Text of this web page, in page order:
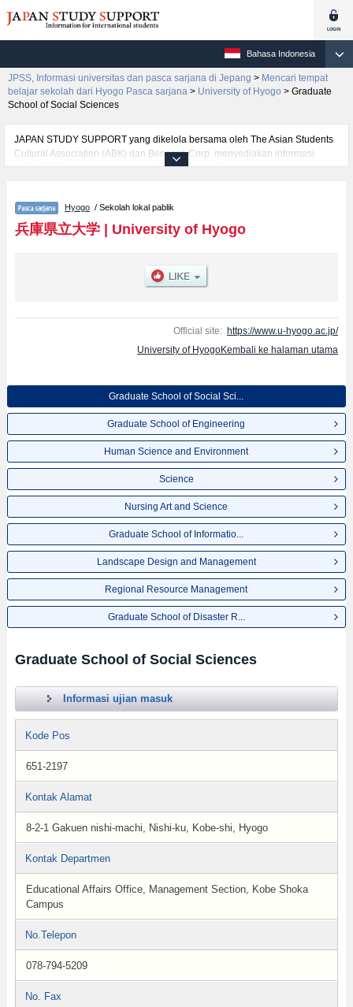
Bahasa Indonesia
JPSS, Informasi universitas dan pasca sarjana di Jepang > Mencari tempat
belajar sekolah dari Hyogo Pasca sarjana > University of Hyogo > Graduate
School of Social Sciences
JAPAN STUDY SUPPORT yang dikelola bersama oleh The Asian Students
Cultural Association (ABK) dan Benesse Corp. menyediakan informasi
sekitar 1300 universitas, pascasarjana, universitas yunior, akademi
per jurusan riset seperti %% research %%, serta berbagai informasi yang
berguna bagi mahasiswa(i) mancanegara seperti kuota untuk jumlah
pendaftar dan jumlah kelulusan ujian masuk mahasiswa(i) mancanegara,
lainnya. Silakan memanfaatkannya.
Hyogo / Sekolah lokal pablik
兵庫県立大学| University of Hyogo
Official site: https://www.u-hyogo.ac.jp/
University of HyogoKembali ke halaman utama
Graduate School of Social Sci...
Graduate School of Engineering
Human Science and Environment
Science
Nursing Art and Science
Graduate School of Informatio...
Landscape Design and Management
Regional Resource Management
Graduate School of Disaster R...
Graduate School of Social Sciences
Informasi ujian masuk
Kode Pos
651-2197
Kontak Alamat
8-2-1 Gakuen nishi-machi, Nishi-ku, Kobe-shi, Hyogo
Kontak Departmen
Educational Affairs Office, Management Section, Kobe Shoka
Campus
No.Telepon
078-794-5209
No. Fax